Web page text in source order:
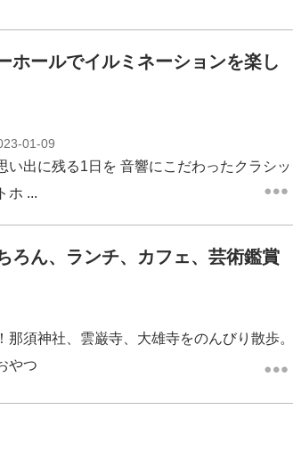
ホールでイルミネーションを楽し
01-09
い出に残る1日を 音響にこだわったクラシッ
ホ ...
ろん、ランチ、カフェ、芸術鑑賞
須神社、雲巌寺、大雄寺をのんびり散歩。
やつ